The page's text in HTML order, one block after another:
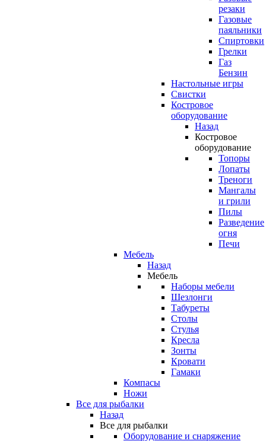
резаки
Газовые
паяльники
Спиртовки
Грелки
Газ
Бензин
Настольные игры
Свистки
Костровое
оборудование
Назад
Костровое
оборудование
Топоры
Лопаты
Треноги
Мангалы
и грили
Пилы
Разведение
огня
Печи
Мебель
Назад
Мебель
Наборы мебели
Шезлонги
Табуреты
Столы
Стулья
Кресла
Зонты
Кровати
Гамаки
Компасы
Ножи
Все для рыбалки
Назад
Все для рыбалки
Оборудование и снаряжение